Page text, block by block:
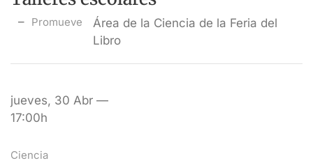
Promueve
Área de la Ciencia de la Feria del
Libro
jueves, 30 Abr —
17:00h
Ciencia